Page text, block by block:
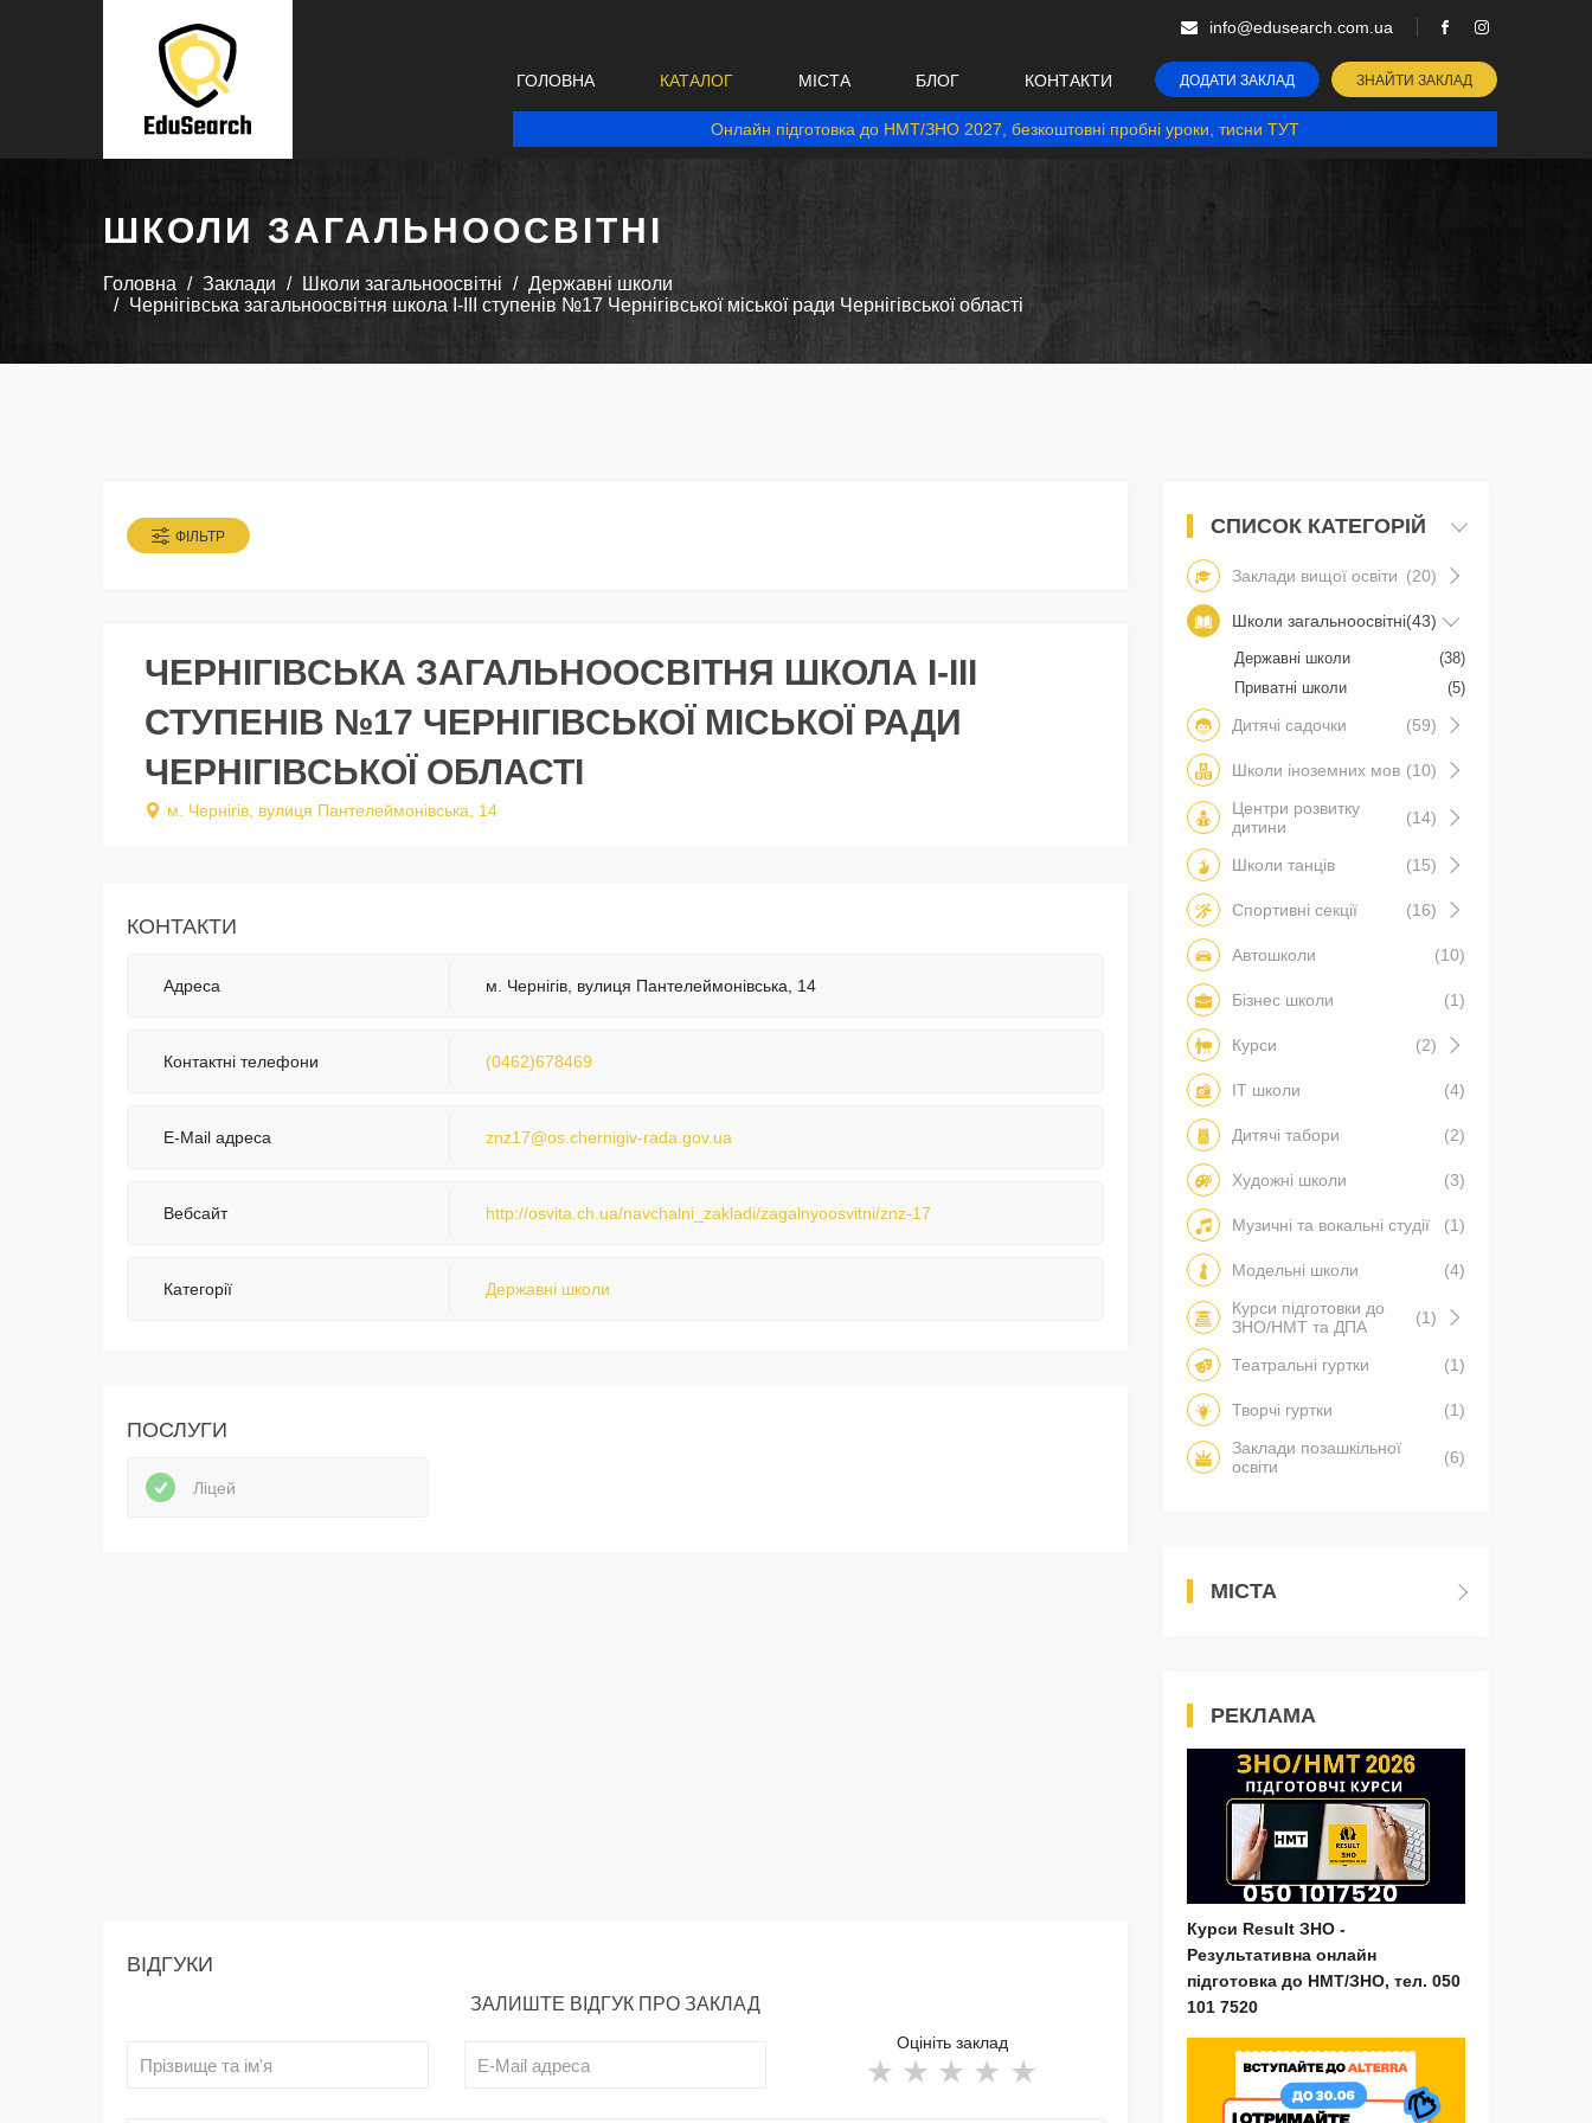
info@edusearch.com.ua
ГОЛОВНА КАТАЛОГ МІСТА БЛОГ КОНТАКТИ ДОДАТИ ЗАКЛАД ЗНАЙТИ ЗАКЛАД
Онлайн підготовка до НМТ/ЗНО 2027, безкоштовні пробні уроки, тисни ТУТ
ШКОЛИ ЗАГАЛЬНООСВІТНІ
Головна Заклади Школи загальноосвітні
Державні школи
Чернігівська загальноосвітня школа І-III ступенів №17 Чернігівської міської ради Чернігівської області
ФІЛЬТР
ЧЕРНІГІВСЬКА ЗАГАЛЬНООСВІТНЯ ШКОЛА І-III
СТУПЕНІВ №17 ЧЕРНІГІВСЬКОЇ МІСЬКОЇ РАДИ
ЧЕРНІГІВСЬКОЇ ОБЛАСТІ
м. Чернігів, вулиця Пантелеймонівська, 14
КОНТАКТИ
Адреса м. Чернігів, вулиця Пантелеймонівська, 14
Контактні телефони (0462)678469
E-Mail адреса znz17@os.chernigiv-rada.gov.ua
Вебсайт http://osvita.ch.ua/navchalni_zakladi/zagalnyoosvitni/znz-17
Категорії Державні школи
ПОСЛУГИ
Ліцей
ВІДГУКИ
ЗАЛИШТЕ ВІДГУК ПРО ЗАКЛАД
Оцініть заклад
СПИСОК КАТЕГОРІЙ
Заклади вищої освіти (20)
Школи загальноосвітні(43)
Державні школи
(38)
Приватні школи
(5)
Дитячі садочки (59)
Школи іноземних мов (10)
Центри розвитку
дитини
(14)
Школи танців (15)
Спортивні секції (16)
Автошколи (10)
Бізнес школи (1)
Курси (2)
IT школи (4)
Дитячі табори (2)
Художні школи (3)
Музичні та вокальні студії (1)
Модельні школи
(4)
Курси підготовки до
ЗНО/НМТ та ДПА
(1)
Театральні гуртки (1)
Творчі гуртки
(1)
Заклади позашкільної
освіти
(6)
МІСТА
РЕКЛАМА
Курси Result ЗНО -
Результативна онлайн
підготовка до НМТ/ЗНО, тел. 050
101 7520